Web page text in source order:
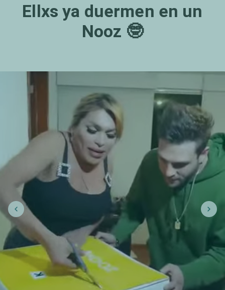
Ellxs ya duermen en un
Nooz 🤓